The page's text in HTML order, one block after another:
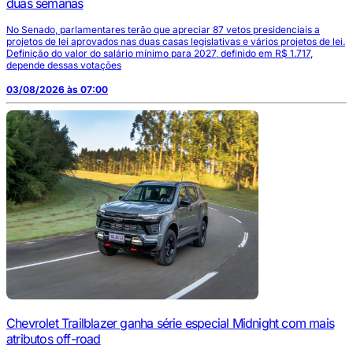
duas semanas
No Senado, parlamentares terão que apreciar 87 vetos presidenciais a
projetos de lei aprovados nas duas casas legislativas e vários projetos de lei.
Definição do valor do salário mínimo para 2027, definido em R$ 1.717,
depende dessas votações
03/08/2026 às 07:00
Chevrolet Trailblazer ganha série especial Midnight com mais
atributos off-road